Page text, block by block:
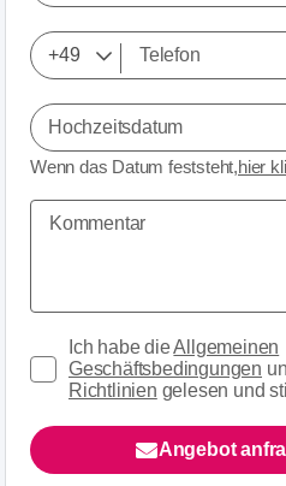
Hochzeitsdatum
Wenn das Datum feststeht,hier
Ich habe dieAllgemeinen
Geschäftsbedingungen
Richtlinien gelesen und
Angebot